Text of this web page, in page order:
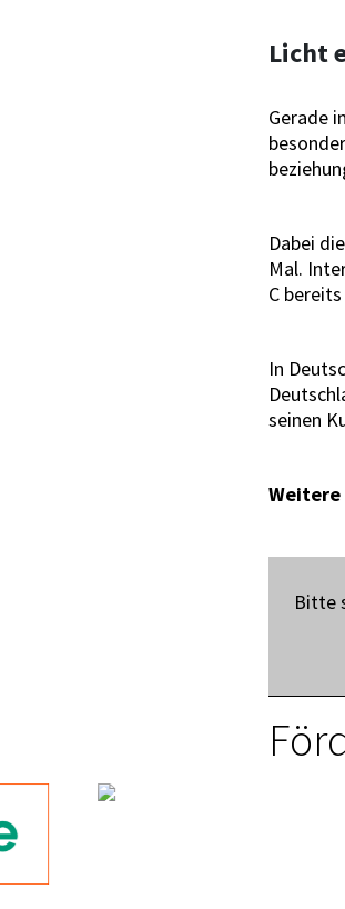
Licht
Gerade
Dabei
Mal.
C
In
seinen
Weitere
Bitte